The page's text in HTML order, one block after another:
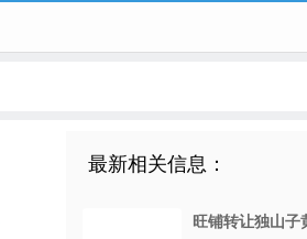
最新相关信息：
旺铺转让独山子